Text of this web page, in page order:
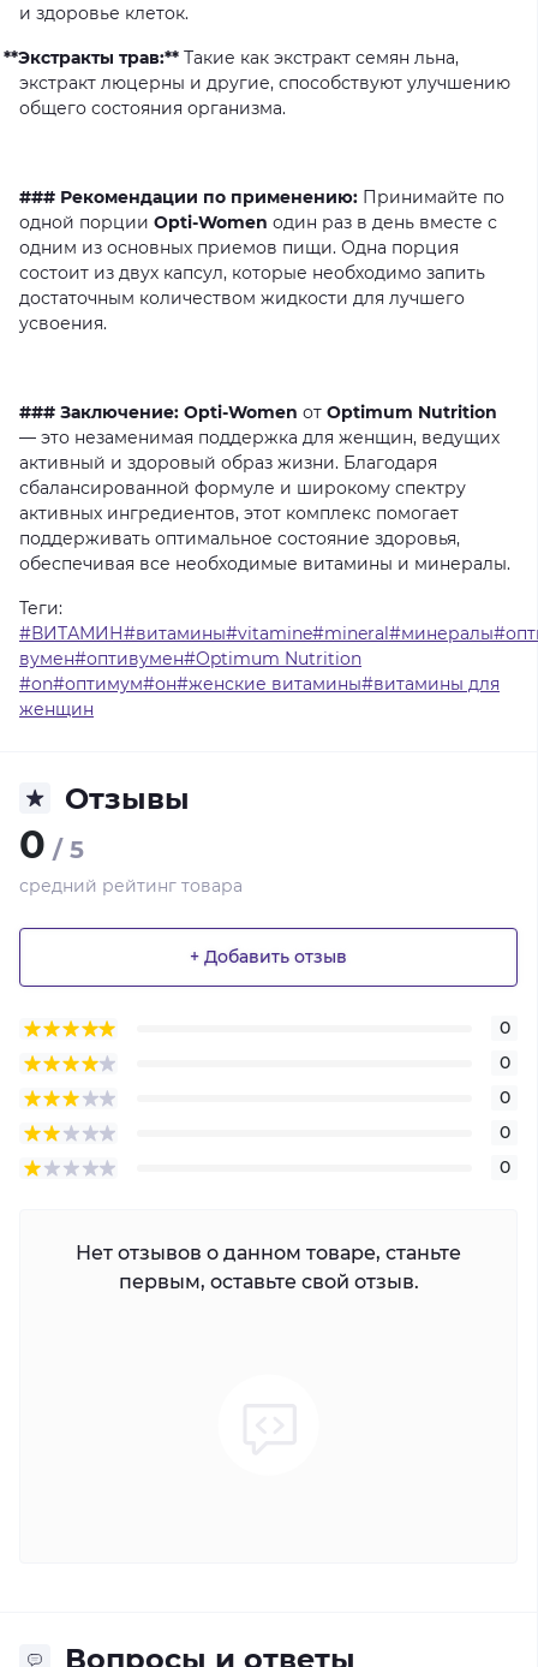
и здоровье клеток.
**Экстракты трав:** Такие как экстракт семян льна,
экстракт люцерны и другие, способствуют улучшению
общего состояния организма.
### Рекомендации по применению: Принимайте по
одной порции Opti-Women один раз в день вместе с
одним из основных приемов пищи. Одна порция
состоит из двух капсул, которые необходимо запить
достаточным количеством жидкости для лучшего
усвоения.
### Заключение: Opti-Women от Optimum Nutrition
— это незаменимая поддержка для женщин, ведущих
активный и здоровый образ жизни. Благодаря
сбалансированной формуле и широкому спектру
активных ингредиентов, этот комплекс помогает
поддерживать оптимальное состояние здоровья,
обеспечивая все необходимые витамины и минералы.
Теги:
вумен#оптивумен#Optimum Nutrition
#on#оптимум#он#женские витамины#витамины для
женщин
Отзывы
0 / 5
средний рейтинг товара
+ Добавить отзыв
0
0
0
0
0
Нет отзывов о данном товаре, станьте
первым, оставьте свой отзыв.
Вопросы и ответы